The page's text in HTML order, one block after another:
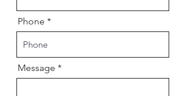
Phone
Message